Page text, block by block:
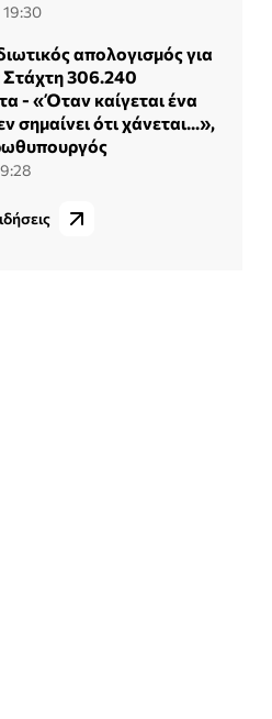
19:30
απολογισμός για
Στάχτη 306.240
- «Όταν καίγεται ένα
σημαίνει ότι χάνεται...»,